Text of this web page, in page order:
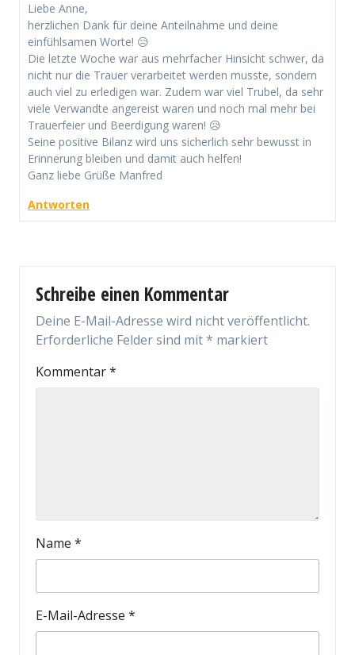
Liebe Anne,
herzlichen Dank für deine Anteilnahme und deine
einfühlsamen Worte! 😥
Die letzte Woche war aus mehrfacher Hinsicht schwer, da
nicht nur die Trauer verarbeitet werden musste, sondern
auch viel zu erledigen war. Zudem war viel Trubel, da sehr
viele Verwandte angereist waren und noch mal mehr bei
Trauerfeier und Beerdigung waren! 😥
Seine positive Bilanz wird uns sicherlich sehr bewusst in
Erinnerung bleiben und damit auch helfen!
Ganz liebe Grüße Manfred
Antworten
Schreibe einen Kommentar
Deine E-Mail-Adresse wird nicht veröffentlicht.
Erforderliche Felder sind mit* markiert
Kommentar*
Name *
E-Mail-Adresse *